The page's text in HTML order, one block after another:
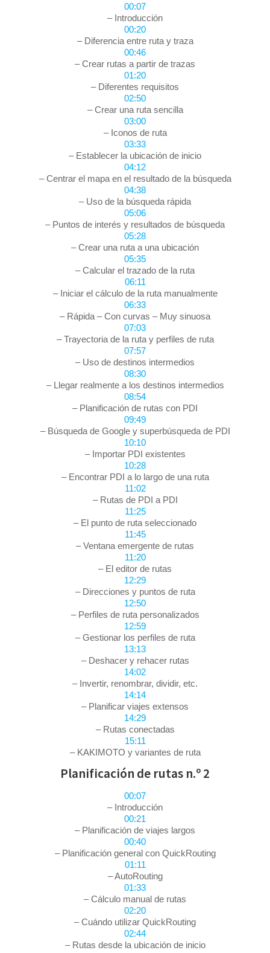
00:07
– Introducción
00:20
– Diferencia entre ruta y traza
00:46
– Crear rutas a partir de trazas
01:20
– Diferentes requisitos
02:50
– Crear una ruta sencilla
03:00
– Iconos de ruta
03:33
– Establecer la ubicación de inicio
04:12
– Centrar el mapa en el resultado de la búsqueda
04:38
– Uso de la búsqueda rápida
05:06
– Puntos de interés y resultados de búsqueda
05:28
– Crear una ruta a una ubicación
05:35
– Calcular el trazado de la ruta
06:11
– Iniciar el cálculo de la ruta manualmente
06:33
– Rápida – Con curvas – Muy sinuosa
07:03
– Trayectoria de la ruta y perfiles de ruta
07:57
– Uso de destinos intermedios
08:30
– Llegar realmente a los destinos intermedios
08:54
– Planificación de rutas con PDI
09:49
– Búsqueda de Google y superbúsqueda de PDI
10:10
– Importar PDI existentes
10:28
– Encontrar PDI a lo largo de una ruta
11:02
– Rutas de PDI a PDI
11:25
– El punto de ruta seleccionado
11:45
– Ventana emergente de rutas
11:20
– El editor de rutas
12:29
– Direcciones y puntos de ruta
12:50
– Perfiles de ruta personalizados
12:59
– Gestionar los perfiles de ruta
13:13
– Deshacer y rehacer rutas
14:02
– Invertir, renombrar, dividir, etc.
14:14
– Planificar viajes extensos
14:29
– Rutas conectadas
15:11
– KAKIMOTO y variantes de ruta
Planificación de rutas n.º 2
00:07
– Introducción
00:21
– Planificación de viajes largos
00:40
– Planificación general con QuickRouting
01:11
– AutoRouting
01:33
– Cálculo manual de rutas
02:20
– Cuándo utilizar QuickRouting
02:44
– Rutas desde la ubicación de inicio